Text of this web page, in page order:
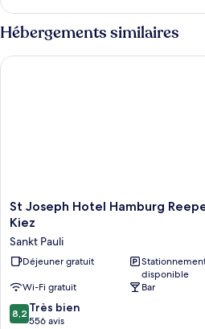
Chambre
Hébergements similaires
St
Joseph
Hamburg
Reeperbahn
Pauli
Kiez
Sankt
St Joseph Hotel Hamburg
Kiez
Sankt Pauli
Déjeuner gratuit
disponible
Wi-Fi gratuit
Bar
8.2
sur
8,2 Très bien
556 avis
St Joseph Hotel Hamburg